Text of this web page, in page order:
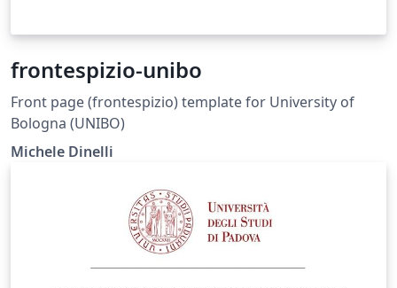
frontespizio-unibo
Front page (frontespizio) template for University of
Bologna (UNIBO)
Michele Dinelli